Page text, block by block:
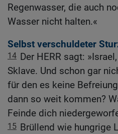
Regenwasser, die auch
Wasser nicht halten.«
Selbst verschuldeter
14 Der HERR sagt:
Sklave. Und schon gar
für den es keine
dann so weit kommen?
Feinde dich
15 Brüllend wie hungrige